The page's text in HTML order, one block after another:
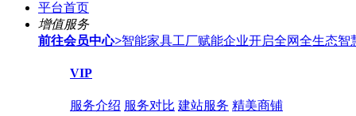
平台首页
增值服务
前往会员中心>智能家具工厂赋能企业开启全网全生态智
VIP
服务介绍 服务对比 建站服务 精美商铺